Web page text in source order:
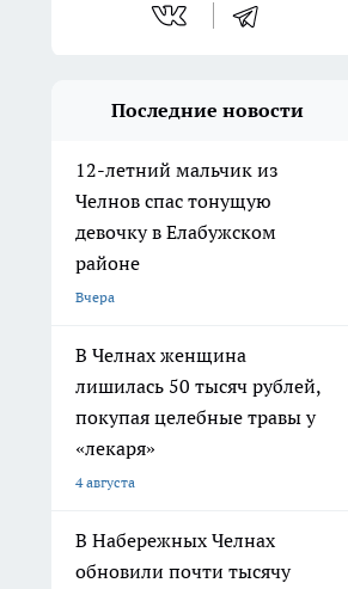
Последние новости
12-летний мальчик из
Челнов спас тонущую
девочку в Елабужском
районе
Вчера
В Челнах женщина
лишилась 50 тысяч рублей,
покупая целебные травы у
«лекаря»
4 августа
В Набережных Челнах
обновили почти тысячу